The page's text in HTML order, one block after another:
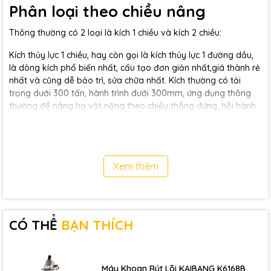
Phân loại theo chiều nâng
Thông thường có 2 loại là kích 1 chiều và kích 2 chiều:
Kích thủy lực 1 chiều, hay còn gọi là kích thủy lực 1 đường dầu,
là dòng kích phổ biến nhất, cấu tạo đơn giản nhất,giá thành rẻ
nhất và cũng dễ bảo trì, sửa chữa nhất. Kích thường có tải
trọng dưới 300 tấn, hành trình dưới 300mm, ứng dụng thông
thường để nâng hạ vật nặng theo chiều thẳng đứng, hồi hành
Xem thêm
CÓ THỂ BẠN THÍCH
Máy Khoan Rút Lõi KAIBANG K6168B